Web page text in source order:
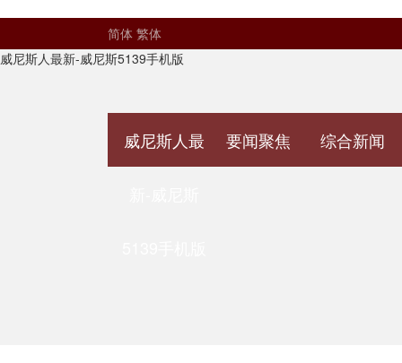
简体 繁体
威尼斯人最新-威尼斯5139手机版
威尼斯人最 要闻聚焦 综合新闻